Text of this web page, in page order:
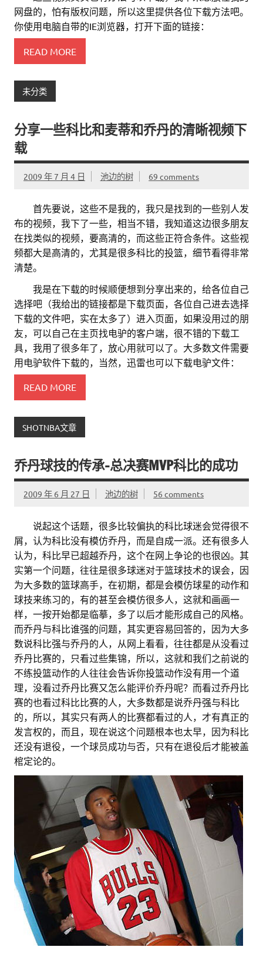
网盘的，怕有版权问题，所以这里提供各位下载方法吧。
你使用电脑自带的IE浏览器，打开下面的链接：
READ MORE
未分类
分享一些科比和麦蒂和乔丹的清晰视频下
载
2009 年 7 月 4 日 池边的树 69 comments
首先要说，这些不是我的，我只是找到的一些别人发
布的视频，我下了一些，相当不错，我知道这边很多朋友
在找类似的视频，要高清的，而这些正符合条件。这些视
频都大是高清的，尤其是很多科比的投篮，细节看得非常
清楚。
我是在下载的时候顺便想到分享出来的，给各位自己
选择吧（我给出的链接都是下载页面，各位自己进去选择
下载的文件吧，实在太多了）进入页面，如果没用过的朋
友，可以自己在主页找电驴的客户端，很不错的下载工
具，我用了很多年了，放心用就可以了。大多数文件需要
用电驴软件下载的，当然，迅雷也可以下载电驴文件：
READ MORE
SHOTNBA文章
乔丹球技的传承–总决赛MVP科比的成功
2009 年 6 月 27 日 池边的树 56 comments
说起这个话题，很多比较偏执的科比球迷会觉得很不
屑，认为科比没有模仿乔丹，而是自成一派。还有很多人
认为，科比早已超越乔丹，这个在网上争论的也很凶。其
实第一个问题，往往是很多球迷对于篮球技术的误会，因
为大多数的篮球高手，在初期，都是会模仿球星的动作和
球技来练习的，有的甚至会模仿很多人，这就和画画一
样，一按开始都是临摹，多了以后才能形成自己的风格。
而乔丹与科比谁强的问题，其实更容易回答的，因为大多
数说科比强与乔丹的人，从网上看看，往往都是从没看过
乔丹比赛的，只看过些集锦，所以，这就和我们之前说的
不练投篮动作的人往往会告诉你投篮动作没有用一个道
理，没看过乔丹比赛又怎么能评价乔丹呢？而看过乔丹比
赛的也看过科比比赛的人，大多数都是说乔丹强与科比
的，所以，其实只有两人的比赛都看过的人，才有真正的
发言权的，而且，现在说这个问题根本也太早，因为科比
还没有退役，一个球员成功与否，只有在退役后才能被盖
棺定论的。